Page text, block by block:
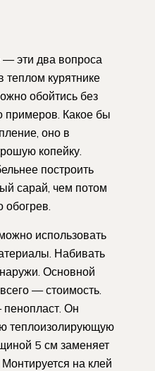
эти два вопроса
теплом курятнике
обойтись без
примеров. Какое бы
оно в
копейку.
построить
сарай, чем потом
обогрев.
использовать
Набивать
Основной
— стоимость.
Он
теплоизолирующую
5 см заменяет
на клей